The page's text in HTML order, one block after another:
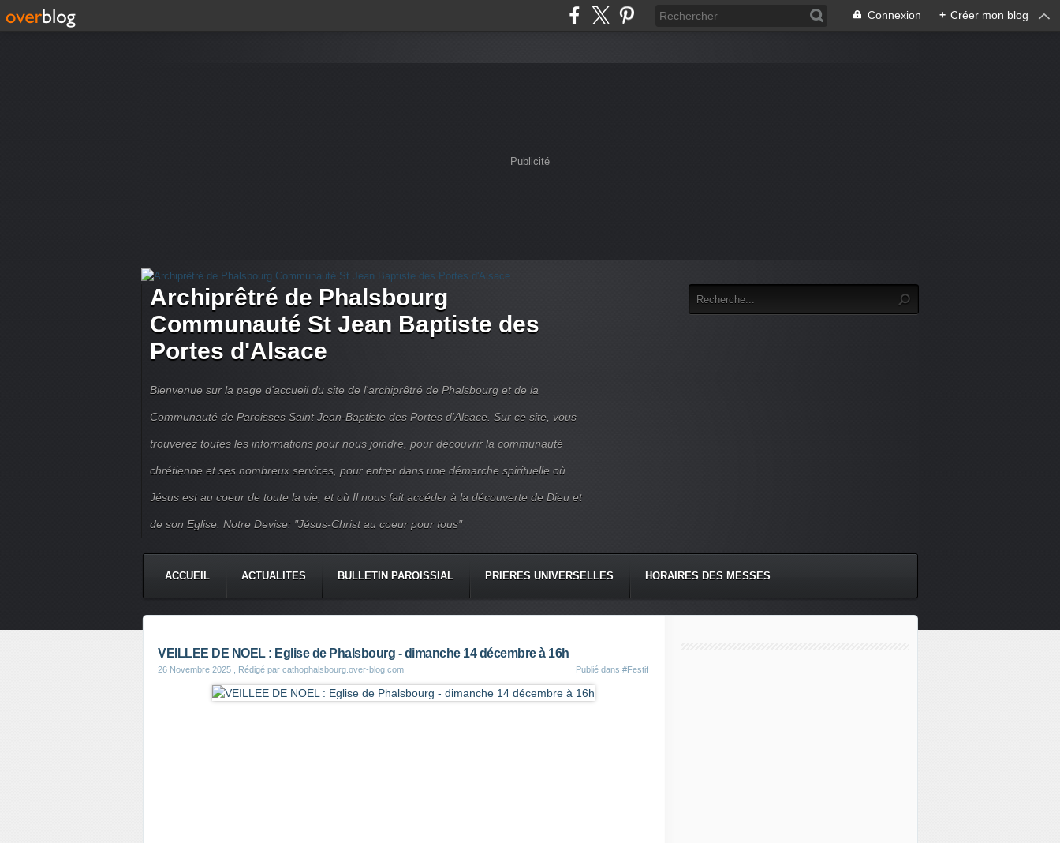
Connexion + Créer mon blog
Publicité
Archiprêtré de Phalsbourg
Communauté St Jean Baptiste des
Portes d'Alsace
Bienvenue sur la page d'accueil du site de l'archiprêtré de Phalsbourg et de la
Communauté de Paroisses Saint Jean-Baptiste des Portes d'Alsace. Sur ce site, vous
trouverez toutes les informations pour nous joindre, pour découvrir la communauté
chrétienne et ses nombreux services, pour entrer dans une démarche spirituelle où
Jésus est au coeur de toute la vie, et où Il nous fait accéder à la découverte de Dieu et
de son Eglise. Notre Devise: "Jésus-Christ au coeur pour tous"
ACCUEIL ACTUALITES BULLETIN PAROISSIAL PRIERES UNIVERSELLES HORAIRES DES MESSES
VEILLEE DE NOEL : Eglise de Phalsbourg - dimanche 14 décembre à 16h
26 Novembre 2025 , Rédigé par cathophalsbourg.over-blog.com Publié dans #Festif